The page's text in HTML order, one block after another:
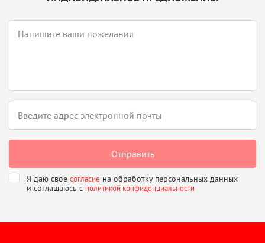
Я даю свое согласие на обработку персональных данных
и соглашаюсь с политикой конфиденциальности